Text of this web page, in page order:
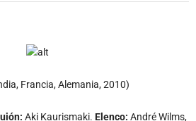
Francia, Alemania, 2010)
Aki Kaurismaki. Elenco: André Wilms,